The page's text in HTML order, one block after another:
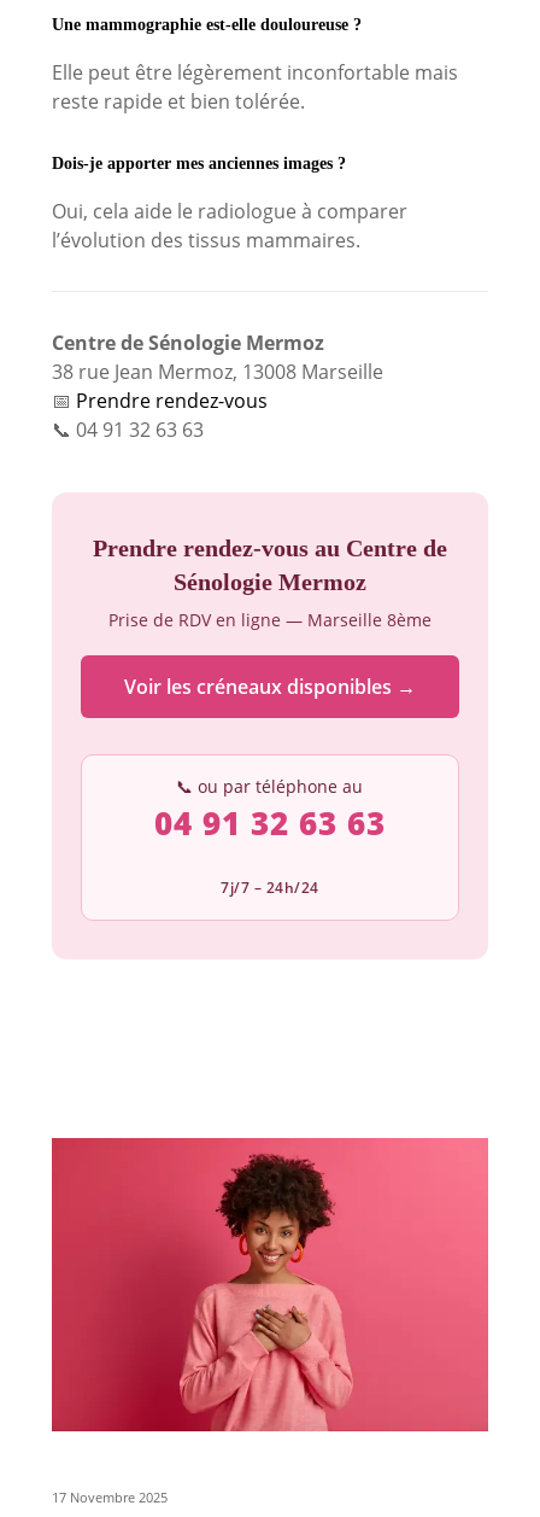
Une mammographie est-elle douloureuse ?
Elle peut être légèrement inconfortable mais
reste rapide et bien tolérée.
Dois-je apporter mes anciennes images ?
Oui, cela aide le radiologue à comparer
l’évolution des tissus mammaires.
Centre de Sénologie Mermoz
38 rue Jean Mermoz, 13008 Marseille
📅 Prendre rendez-vous
📞 04 91 32 63 63
Prendre rendez-vous au Centre de
Sénologie Mermoz
Prise de RDV en ligne — Marseille 8ème
Voir les créneaux disponibles →
📞 ou par téléphone au
04 91 32 63 63
7j/7 – 24h/24
17 Novembre 2025